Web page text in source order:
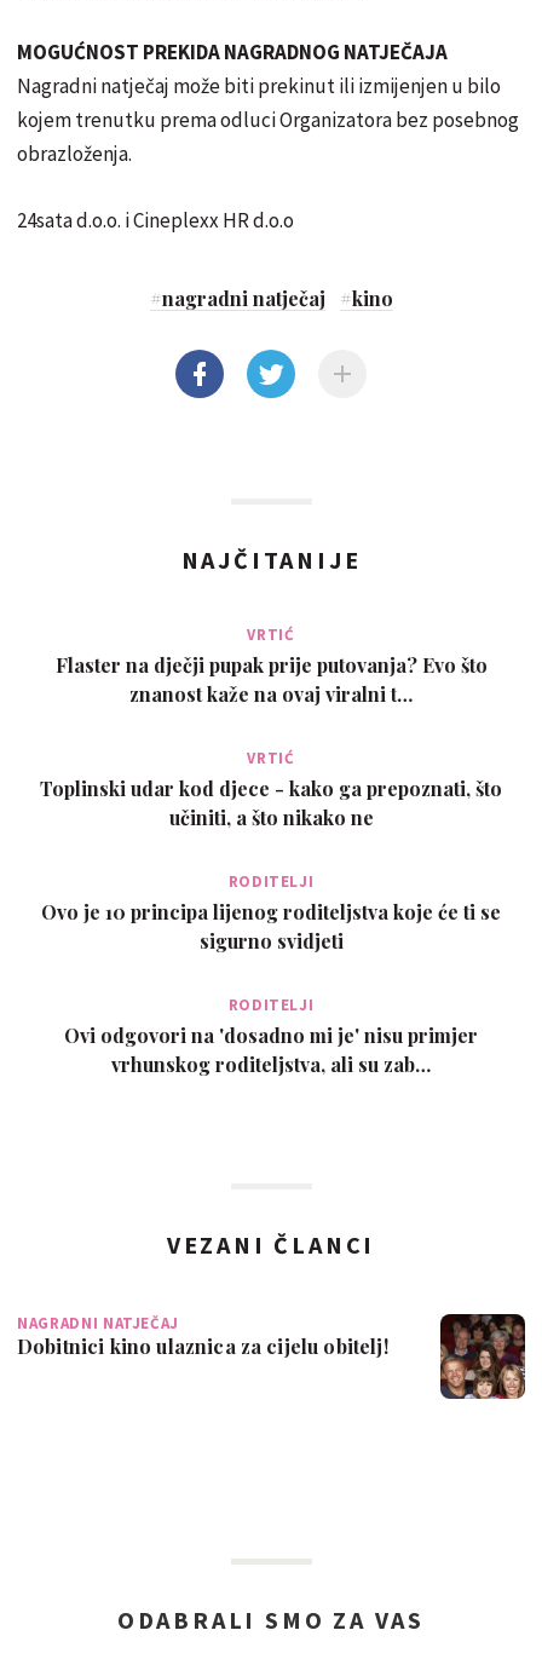
MOGUĆNOST PREKIDA NAGRADNOG NATJEČAJA
Nagradni natječaj može biti prekinut ili izmijenjen u bilo
kojem trenutku prema odluci Organizatora bez posebnog
obrazloženja.
24sata d.o.o. i Cineplexx HR d.o.o
#nagradni natječaj #kino
NAJČITANIJE
VRTIĆ
Flaster na dječji pupak prije putovanja? Evo što
znanost kaže na ovaj viralni t…
VRTIĆ
Toplinski udar kod djece - kako ga prepoznati, što
učiniti, a što nikako ne
RODITELJI
Ovo je 10 principa lijenog roditeljstva koje će ti se
sigurno svidjeti
RODITELJI
Ovi odgovori na 'dosadno mi je' nisu primjer
vrhunskog roditeljstva, ali su zab…
VEZANI ČLANCI
NAGRADNI NATJEČAJ
Dobitnici kino ulaznica za cijelu obitelj!